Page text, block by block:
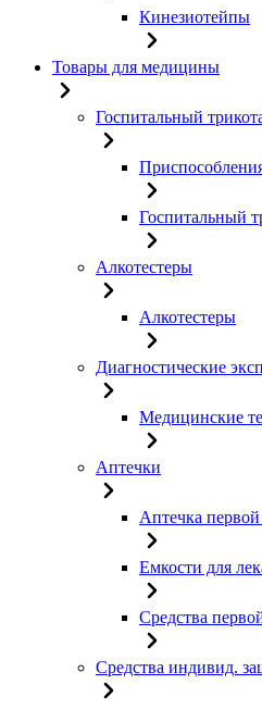
Кинезиотейпы
Товары для медицины
Госпитальный
Госпитальный
Алкотестеры
Алкотестеры
Диагностические
Медицинские
Аптечки
Аптечка
Емкости для
Средства
Средства индивид.